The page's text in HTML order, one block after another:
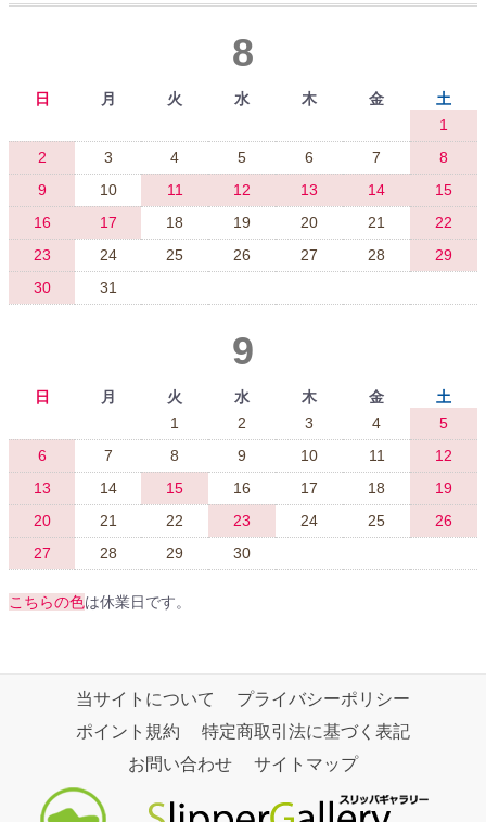
8
日 月 火 水 木 金
土
1
2
3 4 5 6 7
8
9
10 11 12 13 14
15
16
17 18 19 20 21
22
23
24 25 26 27 28
29
30
31
9
日 月 火 水 木 金
土
1
2 3 4
5
6
7 8 9 10 11
12
13
14 15 16 17 18
19
20
21 22 23 24 25
26
27
28 29 30
こちらの色は休業日です。
当サイトについて
プライバシーポリシー
ポイント規約
特定商取引法に基づく表記
お問い合わせ
サイトマップ